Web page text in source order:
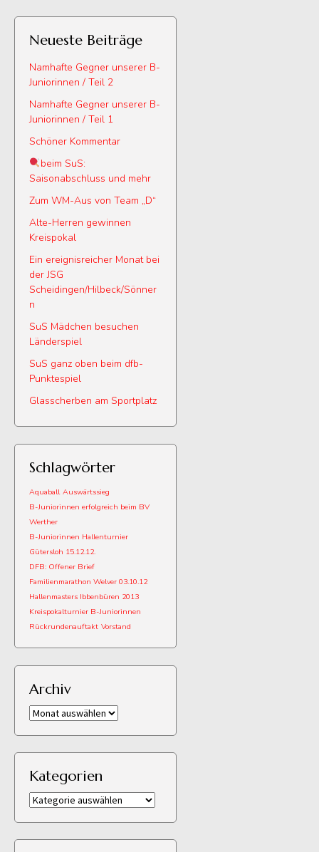
Neueste Beiträge
Namhafte Gegner unserer B-
Juniorinnen / Teil 2
Namhafte Gegner unserer B-
Juniorinnen / Teil 1
Schöner Kommentar
beim SuS:
Saisonabschluss und mehr
Zum WM-Aus von Team „D“
Alte-Herren gewinnen
Kreispokal
Ein ereignisreicher Monat bei
der JSG
Scheidingen/Hilbeck/Sönner
n
SuS Mädchen besuchen
Länderspiel
SuS ganz oben beim dfb-
Punktespiel
Glasscherben am Sportplatz
Schlagwörter
Aquaball Auswärtssieg
B-Juniorinnen erfolgreich beim BV
Werther
B-Juniorinnen Hallenturnier
Gütersloh 15.12.12.
DFB: Offener Brief
Familienmarathon Welver 03.10.12
Hallenmasters Ibbenbüren 2013
Kreispokalturnier B-Juniorinnen
Rückrundenauftakt Vorstand
Archiv
Archiv
Kategorien
Kategorien